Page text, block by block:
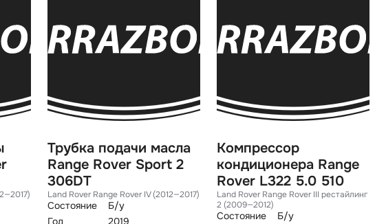
Трубка подачи масла
Range Rover Sport 2
306DT
Land Rover Range Rover IV (2012—2017)
Состояние
Б/у
Год
2019
Компрессор
кондиционера Range
Rover L322 5.0 510
Land Rover Range Rover III рестайлин
2 (2009—2012)
Состояние
Б/у